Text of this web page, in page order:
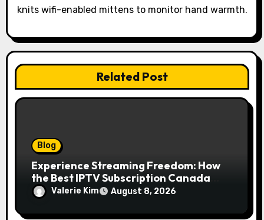
knits wifi-enabled mittens to monitor hand warmth.
Related Post
Blog
Experience Streaming Freedom: How
the Best IPTV Subscription Canada
Redefines Home Entertainment
Valerie Kim August 8, 2026